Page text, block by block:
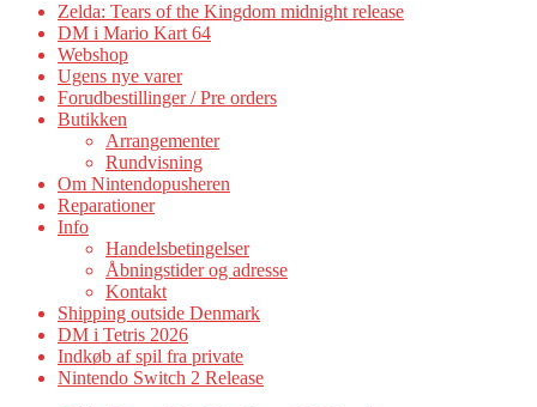
Zelda: Tears of the Kingdom midnight release
DM i Mario Kart 64
Webshop
Ugens nye varer
Forudbestillinger / Pre orders
Butikken
Arrangementer
Rundvisning
Om Nintendopusheren
Reparationer
Info
Handelsbetingelser
Åbningstider og adresse
Kontakt
Shipping outside Denmark
DM i Tetris 2026
Indkøb af spil fra private
Nintendo Switch 2 Release